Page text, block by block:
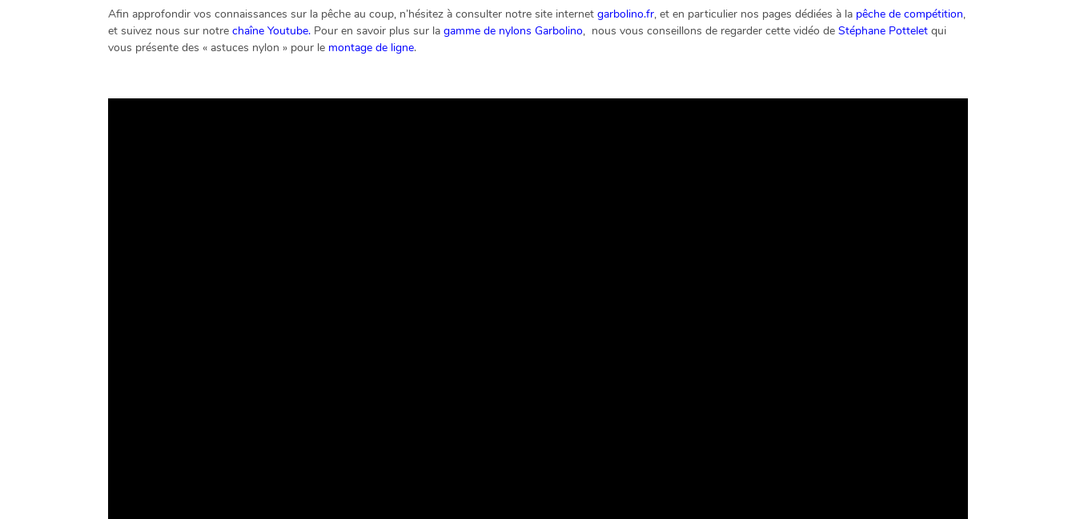
Afin approfondir vos connaissances sur la pêche au coup, n’hésitez à consulter notre site internet garbolino.fr, et en particulier nos pages dédiées à la pêche de compétition,
et suivez nous sur notre chaîne Youtube. Pour en savoir plus sur la gamme de nylons Garbolino, nous vous conseillons de regarder cette vidéo de Stéphane Pottelet qui
vous présente des « astuces nylon » pour le montage de ligne.